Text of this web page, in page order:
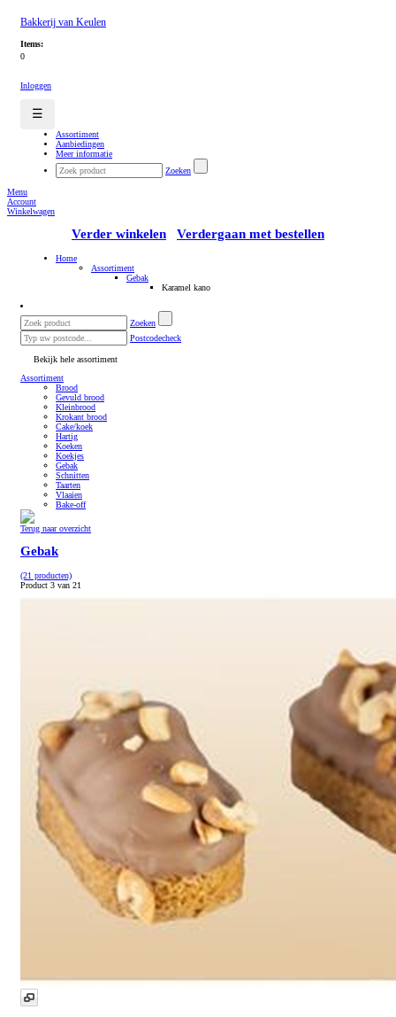
Bakkerij van Keulen
Items:
0
Inloggen
☰
Assortiment
Aanbiedingen
Meer informatie
Zoeken
Menu
Account
Winkelwagen
Verder winkelen Verdergaan met bestellen
Home
Assortiment
Gebak
Karamel kano
Zoeken
Postcodecheck
Bekijk hele assortiment
Assortiment
Brood
Gevuld brood
Kleinbrood
Krokant brood
Cake/koek
Hartig
Koeken
Koekjes
Gebak
Schnitten
Taarten
Vlaaien
Bake-off
Terug naar overzicht
Gebak
(21 producten)
Product 3 van 21